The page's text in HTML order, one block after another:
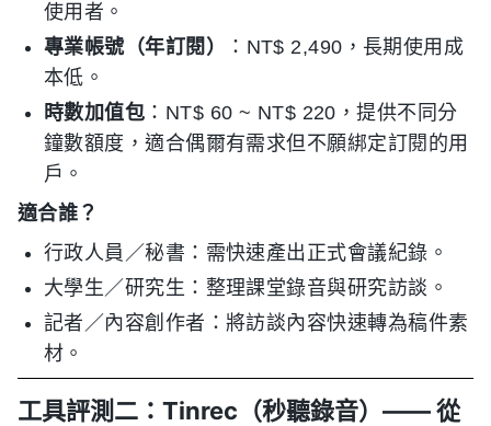
使用者。
專業帳號（年訂閱）
：NT$ 2,490，長期使用成
本低。
時數加值包 ：NT$ 60 ~ NT$ 220，提供不同分
鐘數額度，適合偶爾有需求但不願綁定訂閱的用
戶。
適合誰？
行政人員／秘書：需快速產出正式會議紀錄。
大學生／研究生：整理課堂錄音與研究訪談。
記者／內容創作者：將訪談內容快速轉為稿件素
材。
工具評測二：Tinrec（秒聽錄音）—— 從